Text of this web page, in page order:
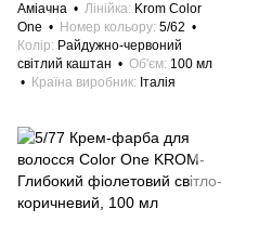
Аміачна
Лінійка Krom Color
One
Номер кольору 5/62
Колір
Райдужно-червоний
світлий каштан
Об'єм 100 мл
Країна виробник
Італія